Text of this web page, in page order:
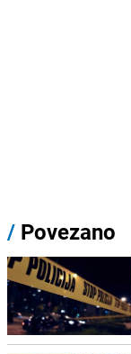
/ Povezano